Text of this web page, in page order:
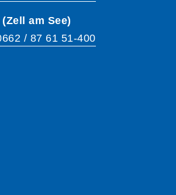
am See)
/ 87 61 51-400